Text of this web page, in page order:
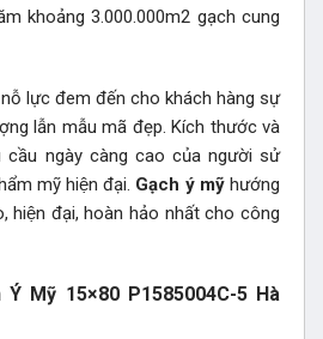
khoảng 3.000.000m2 gạch cung
nỗ lực đem đến cho khách hàng sự
lẫn mẫu mã đẹp. Kích thước và
cầu ngày càng cao của người sử
mỹ hiện đại. Gạch ý mỹhướng
hiện đại, hoàn hảo nhất cho công
Mỹ 15×80 P1585004C-5 Hà